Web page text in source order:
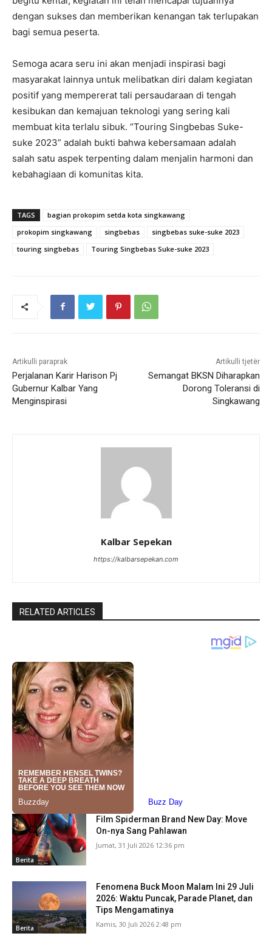
dengan sukses dan memberikan kenangan tak terlupakan
bagi semua peserta.
Semoga acara seru ini akan menjadi inspirasi bagi
masyarakat lainnya untuk melibatkan diri dalam kegiatan
positif yang mempererat tali persaudaraan di tengah
kesibukan dan kemajuan teknologi yang sering kali
membuat kita terlalu sibuk. “Touring Singbebas Suke-
suke 2023” adalah bukti bahwa kebersamaan adalah
salah satu aspek terpenting dalam menjalin harmoni dan
kebahagiaan di komunitas kita.
TAGS
bagian prokopim setda kota singkawang
prokopim singkawang
singbebas
singbebas suke-suke 2023
touring singbebas
Touring Singbebas Suke-suke 2023
Artikulli paraprak
Perjalanan Karir Harison Pj
Gubernur Kalbar Yang
Menginspirasi
Artikulli tjetër
Semangat BKSN Diharapkan
Dorong Toleransi di
Singkawang
Kalbar Sepekan
https://kalbarsepekan.com
RELATED ARTICLES
Berita
Film Spiderman Brand New Day: Move
On-nya Sang Pahlawan
Jumat, 31 Juli 2026 12:36 pm
Berita
Fenomena Buck Moon Malam Ini 29 Juli
2026: Waktu Puncak, Parade Planet, dan
Tips Mengamatinya
Kamis, 30 Juli 2026 2:48 pm